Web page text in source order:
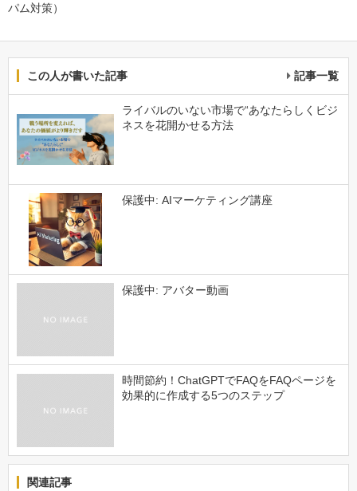
パム対策）
この人が書いた記事 記事一覧
ライバルのいない市場で“あなたらしくビジ
ネスを花開かせる方法
保護中: AIマーケティング講座
保護中: アバター動画
時間節約！ChatGPTでFAQをFAQページを
効果的に作成する5つのステップ
関連記事